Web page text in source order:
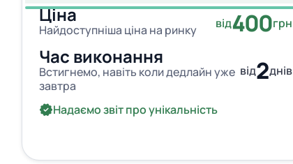
Ціна
Найдоступніша ціна на ринку від400грн
Час виконання
Встигнемо, навіть коли дедлайн уже
завтра
від2днів
Надаємо звіт про унікальність